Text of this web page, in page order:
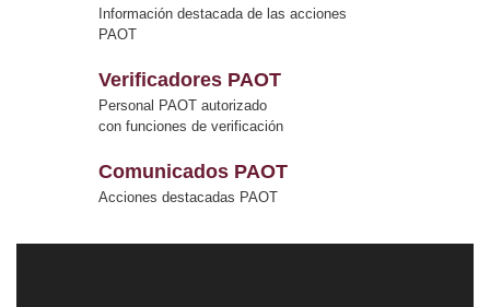
Información destacada de las acciones
PAOT
Verificadores PAOT
Personal PAOT autorizado
con funciones de verificación
Comunicados PAOT
Acciones destacadas PAOT